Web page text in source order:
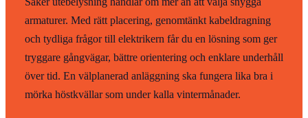
armaturer. Med rätt placering, genomtänkt kabeldragning
och tydliga frågor till elektrikern får du en lösning som ger
tryggare gångvägar, bättre orientering och enklare underhåll
över tid. En välplanerad anläggning ska fungera lika bra i
mörka höstkvällar som under kalla vintermånader.